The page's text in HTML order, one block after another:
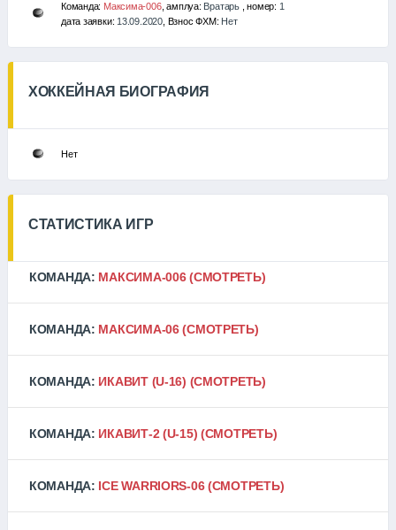
Команда: Максима-006, амплуа: Вратарь, номер: 1
дата заявки: 13.09.2020, Взнос ФХМ: Нет
ХОККЕЙНАЯ БИОГРАФИЯ
Нет
СТАТИСТИКА ИГР
КОМАНДА: МАКСИМА-006 (СМОТРЕТЬ)
КОМАНДА: МАКСИМА-06 (СМОТРЕТЬ)
КОМАНДА: ИКАВИТ (U-16) (СМОТРЕТЬ)
КОМАНДА: ИКАВИТ-2 (U-15) (СМОТРЕТЬ)
КОМАНДА: ICE WARRIORS-06 (СМОТРЕТЬ)